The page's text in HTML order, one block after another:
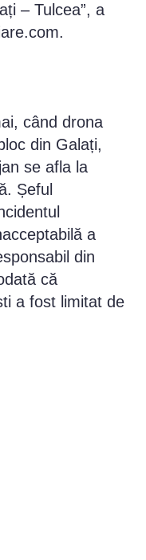
– Tulcea”, a
când drona
din Galați,
se afla la
Șeful
a
din
că
a fost limitat de